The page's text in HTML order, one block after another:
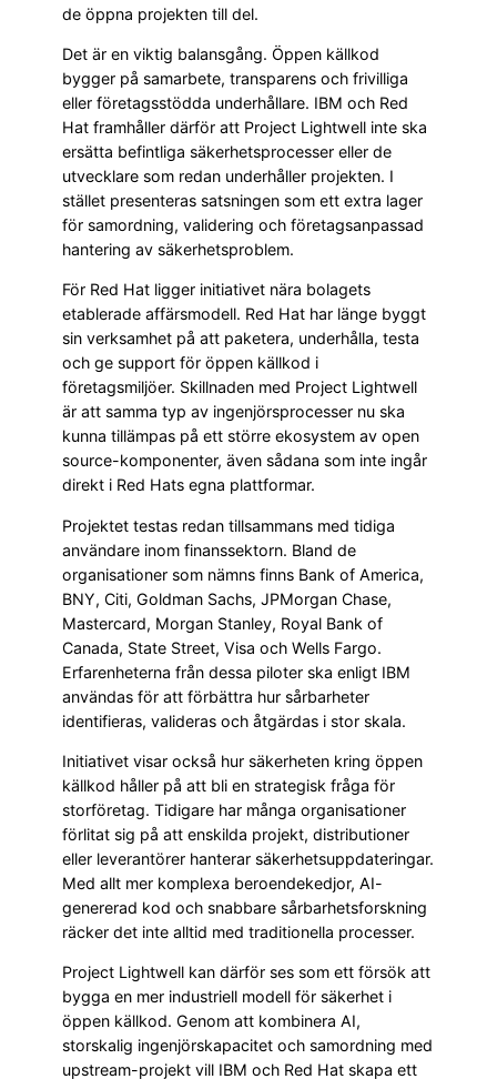
de öppna projekten till del.
Det är en viktig balansgång. Öppen källkod
bygger på samarbete, transparens och frivilliga
eller företagsstödda underhållare. IBM och Red
Hat framhåller därför att Project Lightwell inte ska
ersätta befintliga säkerhetsprocesser eller de
utvecklare som redan underhåller projekten. I
stället presenteras satsningen som ett extra lager
för samordning, validering och företagsanpassad
hantering av säkerhetsproblem.
För Red Hat ligger initiativet nära bolagets
etablerade affärsmodell. Red Hat har länge byggt
sin verksamhet på att paketera, underhålla, testa
och ge support för öppen källkod i
företagsmiljöer. Skillnaden med Project Lightwell
är att samma typ av ingenjörsprocesser nu ska
kunna tillämpas på ett större ekosystem av open
source-komponenter, även sådana som inte ingår
direkt i Red Hats egna plattformar.
Projektet testas redan tillsammans med tidiga
användare inom finanssektorn. Bland de
organisationer som nämns finns Bank of America,
BNY, Citi, Goldman Sachs, JPMorgan Chase,
Mastercard, Morgan Stanley, Royal Bank of
Canada, State Street, Visa och Wells Fargo.
Erfarenheterna från dessa piloter ska enligt IBM
användas för att förbättra hur sårbarheter
identifieras, valideras och åtgärdas i stor skala.
Initiativet visar också hur säkerheten kring öppen
källkod håller på att bli en strategisk fråga för
storföretag. Tidigare har många organisationer
förlitat sig på att enskilda projekt, distributioner
eller leverantörer hanterar säkerhetsuppdateringar.
Med allt mer komplexa beroendekedjor, AI-
genererad kod och snabbare sårbarhetsforskning
räcker det inte alltid med traditionella processer.
Project Lightwell kan därför ses som ett försök att
bygga en mer industriell modell för säkerhet i
öppen källkod. Genom att kombinera AI,
storskalig ingenjörskapacitet och samordning med
upstream-projekt vill IBM och Red Hat skapa ett